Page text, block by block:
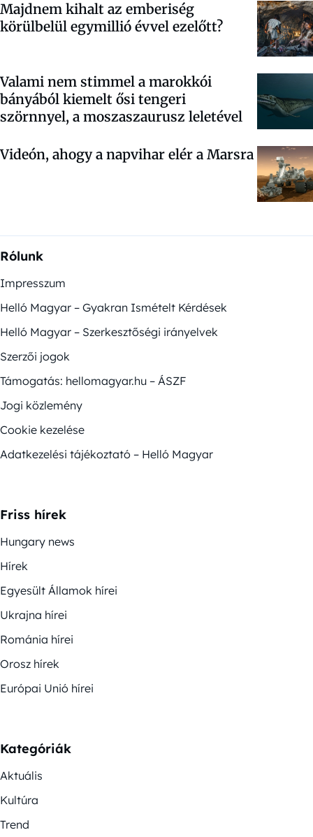
Majdnem kihalt az emberiség
körülbelül egymillió évvel ezelőtt?
Valami nem stimmel a marokkói
bányából kiemelt ősi tengeri
szörnnyel, a moszaszaurusz leletével
Videón, ahogy a napvihar elér a Marsra
Rólunk
Impresszum
Helló Magyar – Gyakran Ismételt Kérdések
Helló Magyar – Szerkesztőségi irányelvek
Szerzői jogok
Támogatás: hellomagyar.hu – ÁSZF
Jogi közlemény
Cookie kezelése
Adatkezelési tájékoztató – Helló Magyar
Friss hírek
Hungary news
Hírek
Egyesült Államok hírei
Ukrajna hírei
Románia hírei
Orosz hírek
Európai Unió hírei
Kategóriák
Aktuális
Kultúra
Trend